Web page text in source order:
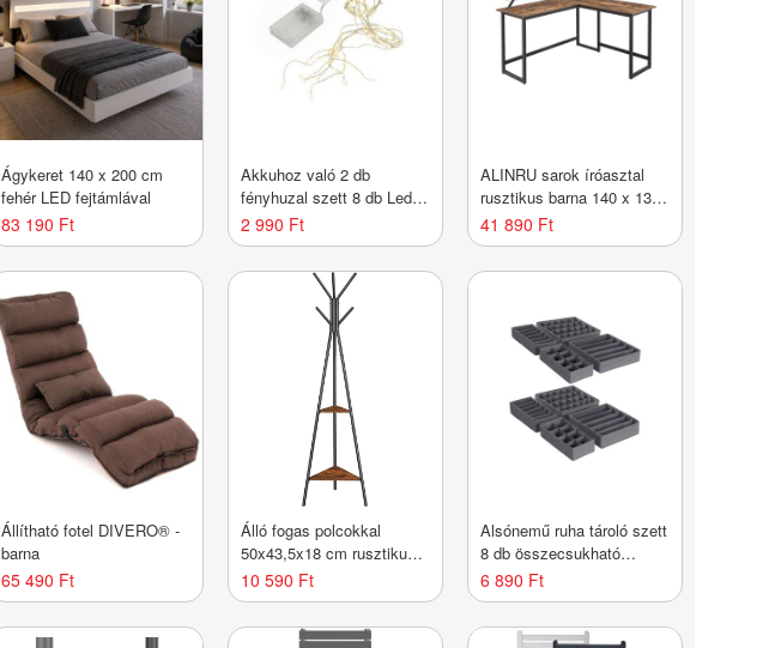
Ágykeret 140 x 200 cm
fehér LED fejtámlával
83 190 Ft
Akkuhoz való 2 db
fényhuzal szett 8 db Led
meleg fehér
2 990 Ft
ALINRU sarok íróasztal
rusztikus barna 140 x 130
cm
41 890 Ft
Állítható fotel DIVERO® -
barna
65 490 Ft
Álló fogas polcokkal
50x43,5x18 cm rusztikus
barna
10 590 Ft
Alsónemű ruha tároló szett
8 db összecsukható
szürke
6 890 Ft